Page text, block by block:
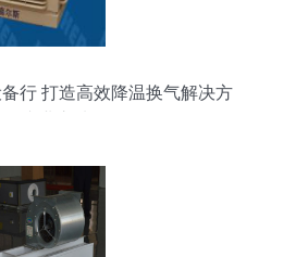
行 打造高效降温换气解决方